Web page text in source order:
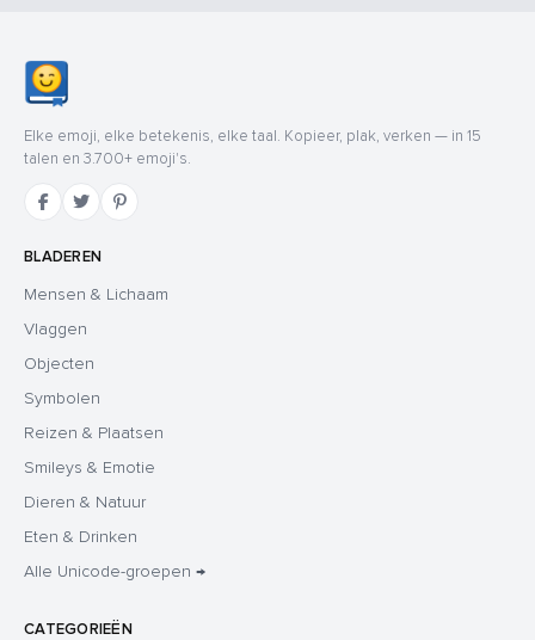
Elke emoji, elke betekenis, elke taal. Kopieer, plak, verken — in 15
talen en 3.700+ emoji's.
BLADEREN
Mensen & Lichaam
Vlaggen
Objecten
Symbolen
Reizen & Plaatsen
Smileys & Emotie
Dieren & Natuur
Eten & Drinken
Alle Unicode-groepen →
CATEGORIEËN